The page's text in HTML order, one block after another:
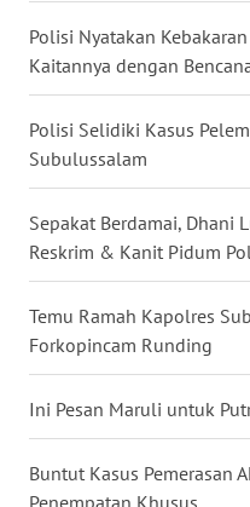
Polisi Nyatakan
Kaitannya dengan
Polisi Selidiki Kasus
Subulussalam ‎
Sepakat Berdamai, Dhani
Reskrim & Kanit Pidum
Temu Ramah Kapolres
Forkopincam Runding
Ini Pesan Maruli untuk
Buntut Kasus Pemerasan
Penempatan Khusus
WN
WN
DANAU
TOBA
WN
NIAS
WN